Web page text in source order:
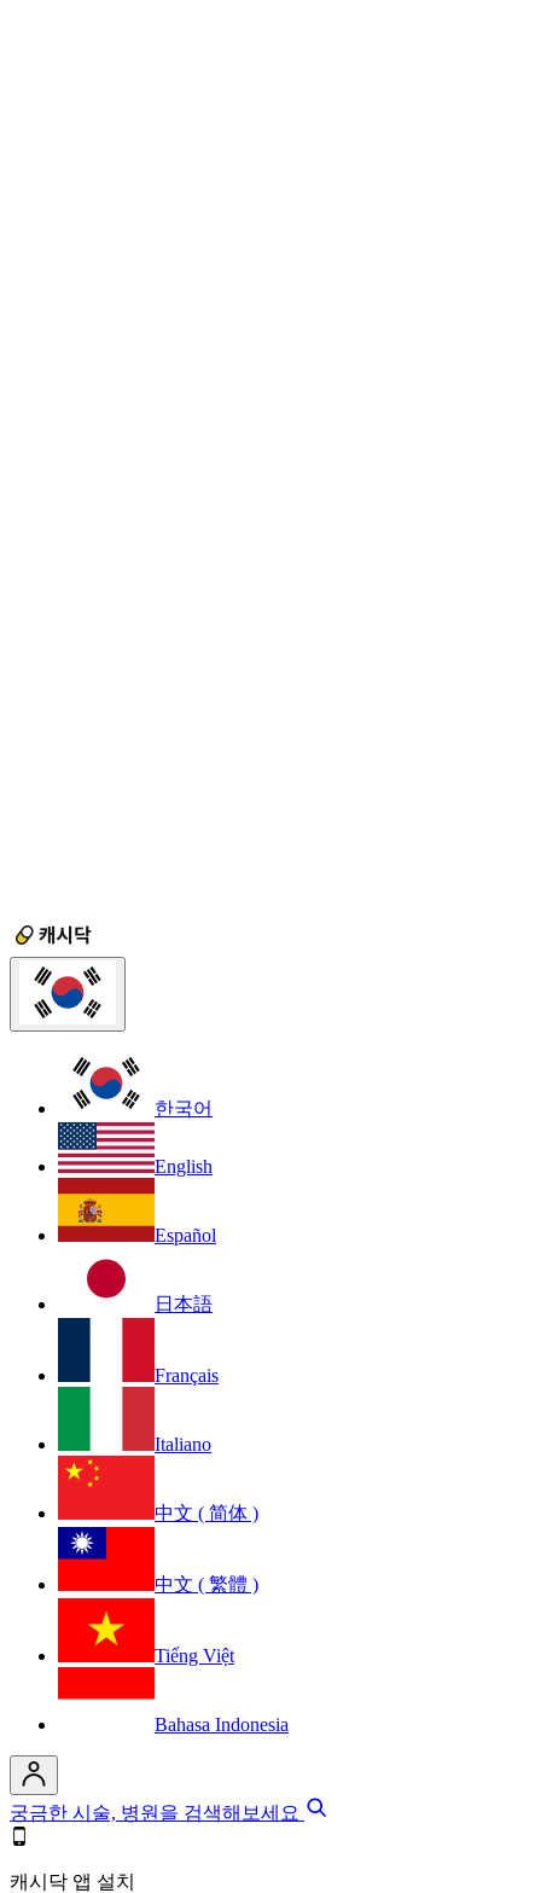
한국어
English
Español
日本語
Français
Italiano
中文 ( 简体 )
中文 ( 繁體 )
Tiếng Việt
Bahasa Indonesia
궁금한 시술, 병원을 검색해보세요
캐시닥 앱 설치